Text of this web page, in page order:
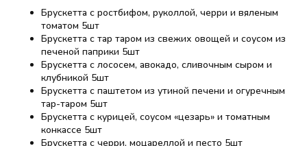
Брускетта с ростбифом, руколлой, черри и вяленым
томатом 5шт
Брускетта с тар таром из свежих овощей и соусом из
печеной паприки 5шт
Брускетта с лососем, авокадо, сливочным сыром и
клубникой 5шт
Брускетта с паштетом из утиной печени и огуречным
тар-таром 5шт
Брускетта с курицей, соусом «цезарь» и томатным
конкассе 5шт
Брускетта с черри, моцареллой и песто 5шт